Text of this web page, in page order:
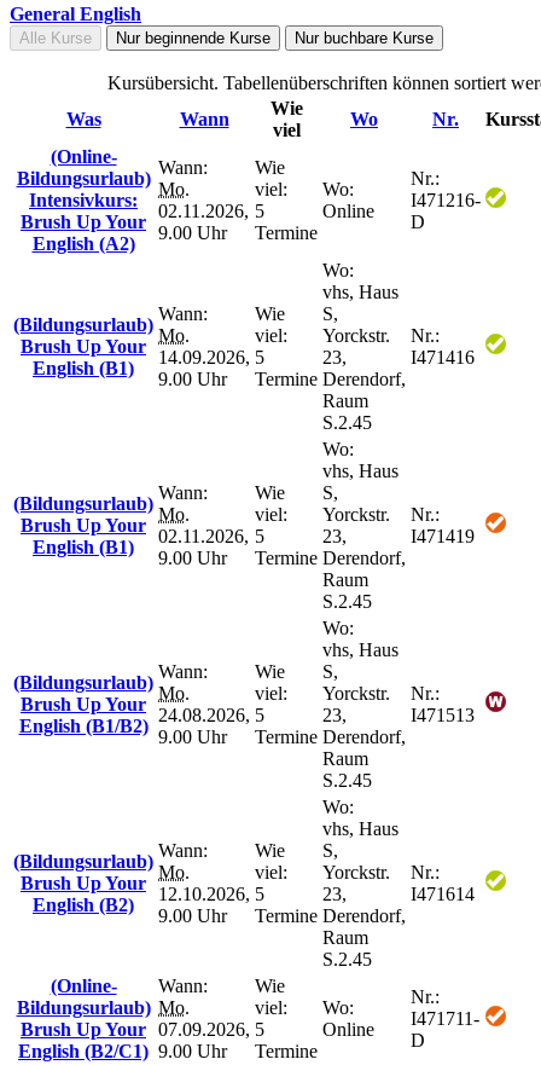
General English
Alle Kurse Nur beginnende Kurse Nur buchbare Kurse
Kursübersicht. Tabellenüberschriften können sortiert
Was
Wann
Wie
viel
Wo Nr.
(Online-
Bildungsurlaub)
Intensivkurs:
Brush Up Your
English (A2)
Wann:
Mo.
02.11.2026,
9.00 Uhr
Wie
viel:
5
Termine
Wo:
Online
Nr.:
I471216-
D
(Bildungsurlaub)
Brush Up Your
English (B1)
Wann:
Mo.
14.09.2026,
9.00 Uhr
Wie
viel:
5
Termine
Wo:
vhs, Haus
S,
Yorckstr.
23,
Derendorf,
Raum
S.2.45
Nr.:
I471416
(Bildungsurlaub)
Brush Up Your
English (B1)
Wann:
Mo.
02.11.2026,
9.00 Uhr
Wie
viel:
5
Termine
Wo:
vhs, Haus
S,
Yorckstr.
23,
Derendorf,
Raum
S.2.45
Nr.:
I471419
(Bildungsurlaub)
Brush Up Your
English (B1/B2)
Wann:
Mo.
24.08.2026,
9.00 Uhr
Wie
viel:
5
Termine
Wo:
vhs, Haus
S,
Yorckstr.
23,
Derendorf,
Raum
S.2.45
Nr.:
I471513
(Bildungsurlaub)
Brush Up Your
English (B2)
Wann:
Mo.
12.10.2026,
9.00 Uhr
Wie
viel:
5
Termine
Wo:
vhs, Haus
S,
Yorckstr.
23,
Derendorf,
Raum
S.2.45
Nr.:
I471614
(Online-
Bildungsurlaub)
Brush Up Your
English (B2/C1)
Wann:
Mo.
07.09.2026,
9.00 Uhr
Wie
viel:
5
Termine
Wo:
Online
Nr.:
I471711-
D